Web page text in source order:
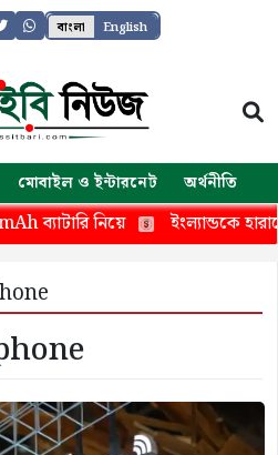
বাংলা English
মোবাইল ও ইন্টারনেট অর্থনীতি
নিয়ে ইংল্যান্ডকে